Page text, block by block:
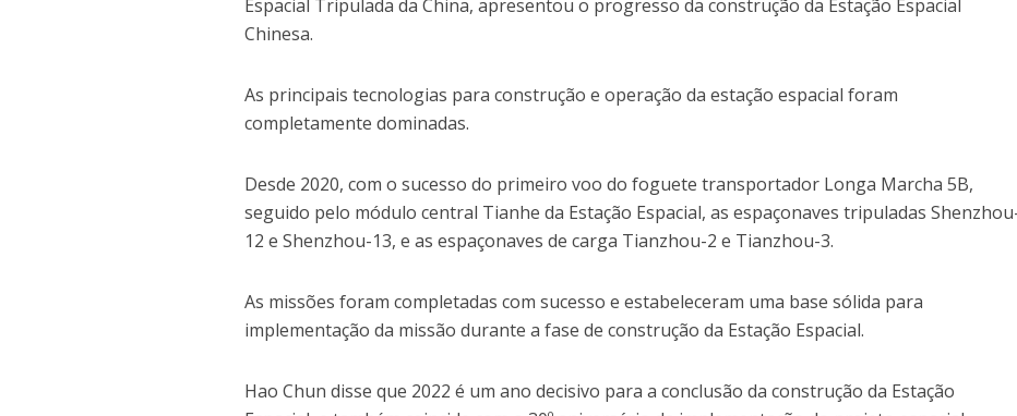
Espacial Tripulada da China, apresentou o progresso da construção da Estação Espacial
Chinesa.
As principais tecnologias para construção e operação da estação espacial foram
completamente dominadas.
Desde 2020, com o sucesso do primeiro voo do foguete transportador Longa Marcha 5B,
seguido pelo módulo central Tianhe da Estação Espacial, as espaçonaves tripuladas
12 e Shenzhou-13, e as espaçonaves de carga Tianzhou-2 e Tianzhou-3.
As missões foram completadas com sucesso e estabeleceram uma base sólida para
implementação da missão durante a fase de construção da Estação Espacial.
Hao Chun disse que 2022 é um ano decisivo para a conclusão da construção da Estação